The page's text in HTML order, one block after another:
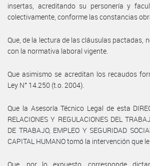
insertas, acreditando su personería y
colectivamente, conforme las constancias
Que, de la lectura de las cláusulas pactadas,
con la normativa laboral vigente.
Que asimismo se acreditan los recaudos
Ley N° 14.250 (t.o. 2004).
Que la Asesoría Técnico Legal de esta
RELACIONES Y REGULACIONES DEL
DE TRABAJO, EMPLEO Y SEGURIDAD
CAPITAL HUMANO tomó la intervención que
Que, por lo expuesto, corresponde